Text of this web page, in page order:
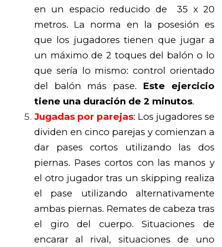
en un espacio reducido de 35 x 20
metros. La norma en la posesión es
que los jugadores tienen que jugar a
un máximo de 2 toques del balón o lo
que sería lo mismo: control orientado
del balón más pase. Este ejercicio
tiene una duración de 2 minutos.
Jugadas por parejas: Los jugadores se
dividen en cinco parejas y comienzan a
dar pases cortos utilizando las dos
piernas. Pases cortos con las manos y
el otro jugador tras un skipping realiza
el pase utilizando alternativamente
ambas piernas. Remates de cabeza tras
el giro del cuerpo. Situaciones de
encarar al rival, situaciones de uno